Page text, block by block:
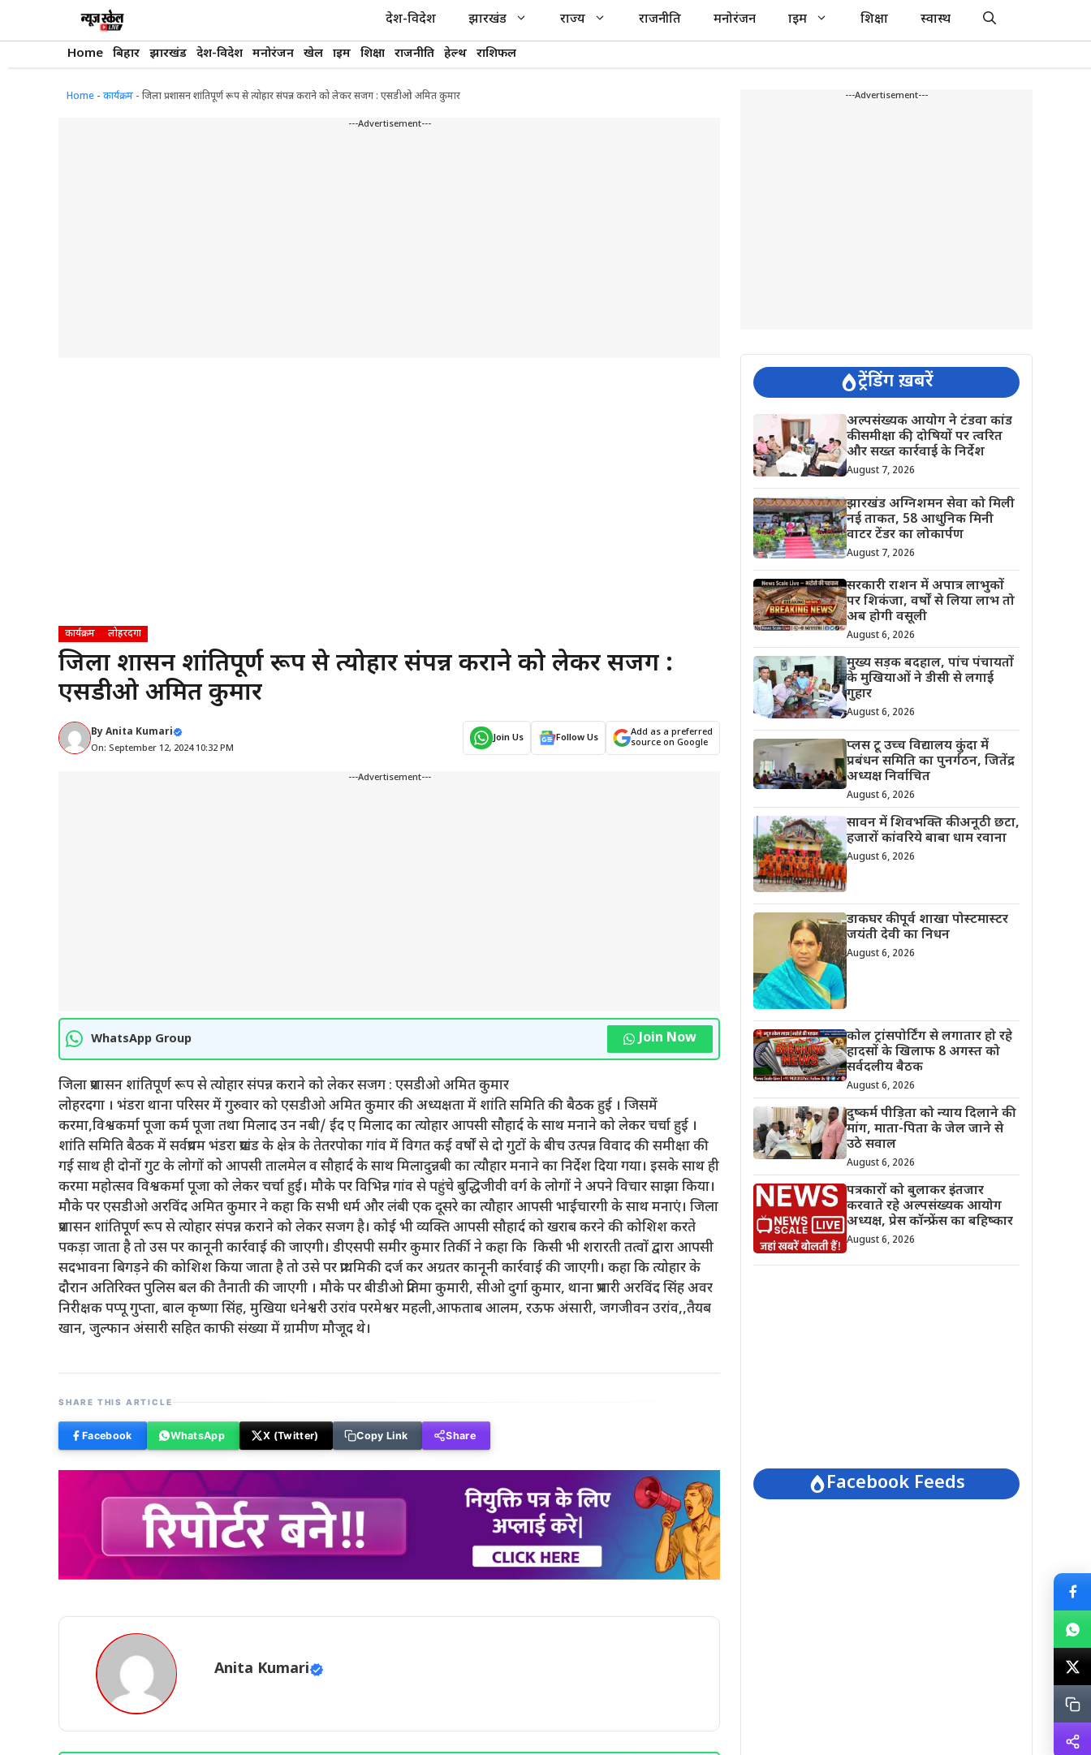
देश-विदेश झारखंड राज्य राजनीति मनोरंजन क्राइम शिक्षा स्वास्थ
Home बिहार झारखंड देश-विदेश मनोरंजन खेल क्राइम शिक्षा राजनीति हेल्थ राशिफल
Home - कार्यक्रम - जिला प्रशासन शांतिपूर्ण रूप से त्योहार संपन्न कराने को लेकर सजग : एसडीओ अमित कुमार
---Advertisement---
कार्यक्रम लोहरदगा
जिला प्रशासन शांतिपूर्ण रूप से त्योहार संपन्न कराने को लेकर सजग :
एसडीओ अमित कुमार
ByAnita Kumari
On: September 12, 2024 10:32 PM
Join Us Follow Us
Add as a preferred
source on Google
---Advertisement---
WhatsApp Group Join Now
जिला प्रशासन शांतिपूर्ण रूप से त्योहार संपन्न कराने को लेकर सजग : एसडीओ अमित कुमार
लोहरदगा । भंडरा थाना परिसर में गुरुवार को एसडीओ अमित कुमार की अध्यक्षता में शांति समिति की बैठक हुई । जिसमें
करमा,विश्वकर्मा पूजा कर्म पूजा तथा मिलाद उन नबी/ ईद ए मिलाद का त्योहार आपसी सौहार्द के साथ मनाने को लेकर चर्चा हुई ।
शांति समिति बैठक में सर्वप्रथम भंडरा प्रखंड के क्षेत्र के तेतरपोका गांव में विगत कई वर्षों से दो गुटों के बीच उत्पन्न विवाद की समीक्षा की
गई साथ ही दोनों गुट के लोगों को आपसी तालमेल व सौहार्द के साथ मिलादुन्नबी का त्यौहार मनाने का निर्देश दिया गया। इसके साथ ही
करमा महोत्सव विश्वकर्मा पूजा को लेकर चर्चा हुई। मौके पर विभिन्न गांव से पहुंचे बुद्धिजीवी वर्ग के लोगों ने अपने विचार साझा किया।
मौके पर एसडीओ अरविंद अमित कुमार ने कहा कि सभी धर्म और लंबी एक दूसरे का त्यौहार आपसी भाईचारगी के साथ मनाएं। जिला
प्रशासन शांतिपूर्ण रूप से त्योहार संपन्न कराने को लेकर सजग है। कोई भी व्यक्ति आपसी सौहार्द को खराब करने की कोशिश करते
पकड़ा जाता है तो उस पर कानूनी कार्रवाई की जाएगी। डीएसपी समीर कुमार तिर्की ने कहा कि किसी भी शरारती तत्वों द्वारा आपसी
सदभावना बिगड़ने की कोशिश किया जाता है तो उसे पर प्राथमिकी दर्ज कर अग्रतर कानूनी कार्रवाई की जाएगी। कहा कि त्योहार के
दौरान अतिरिक्त पुलिस बल की तैनाती की जाएगी । मौके पर बीडीओ प्रतिमा कुमारी, सीओ दुर्गा कुमार, थाना प्रभारी अरविंद सिंह अवर
निरीक्षक पप्पू गुप्ता, बाल कृष्णा सिंह, मुखिया धनेश्वरी उरांव परमेश्वर महली,आफताब आलम, रऊफ अंसारी, जगजीवन उरांव,,तैयब
खान, जुल्फान अंसारी सहित काफी संख्या में ग्रामीण मौजूद थे।
SHARE THIS ARTICLE
Facebook WhatsApp X (Twitter) Copy Link Share
Anita Kumari
---Advertisement---
ट्रेंडिंग ख़बरें
अल्पसंख्यक आयोग ने टंडवा कांड
की समीक्षा की, दोषियों पर त्वरित
और सख्त कार्रवाई के निर्देश
August 7, 2026
झारखंड अग्निशमन सेवा को मिली
नई ताकत, 58 आधुनिक मिनी
वाटर टेंडर का लोकार्पण
August 7, 2026
सरकारी राशन में अपात्र लाभुकों
पर शिकंजा, वर्षों से लिया लाभ तो
अब होगी वसूली
August 6, 2026
मुख्य सड़क बदहाल, पांच पंचायतों
के मुखियाओं ने डीसी से लगाई
गुहार
August 6, 2026
प्लस टू उच्च विद्यालय कुंदा में
प्रबंधन समिति का पुनर्गठन, जितेंद्र
अध्यक्ष निर्वाचित
August 6, 2026
सावन में शिवभक्ति की अनूठी छटा,
हजारों कांवरिये बाबा धाम रवाना
August 6, 2026
डाकघर की पूर्व शाखा पोस्टमास्टर
जयंती देवी का निधन
August 6, 2026
कोल ट्रांसपोर्टिंग से लगातार हो रहे
हादसों के खिलाफ 8 अगस्त को
सर्वदलीय बैठक
August 6, 2026
दुष्कर्म पीड़िता को न्याय दिलाने की
मांग, माता-पिता के जेल जाने से
उठे सवाल
August 6, 2026
पत्रकारों को बुलाकर इंतजार
करवाते रहे अल्पसंख्यक आयोग
अध्यक्ष, प्रेस कॉन्फ्रेंस का बहिष्कार
August 6, 2026
Facebook Feeds